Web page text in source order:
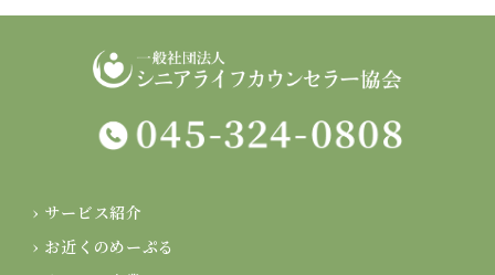
› サービス紹介
› お近くのめーぷる